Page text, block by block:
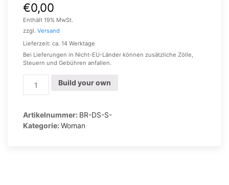
€0,00
Enthält 19% MwSt.
zzgl. Versand
Lieferzeit: ca. 14 Werktage
Bei Lieferungen in Nicht-EU-Länder können zusätzliche Zölle,
Steuern und Gebühren anfallen.
Sohle
Menge
Build your own
Artikelnummer: BR-DS-S-
Kategorie:Woman